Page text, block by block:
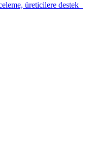
üreticilere destek